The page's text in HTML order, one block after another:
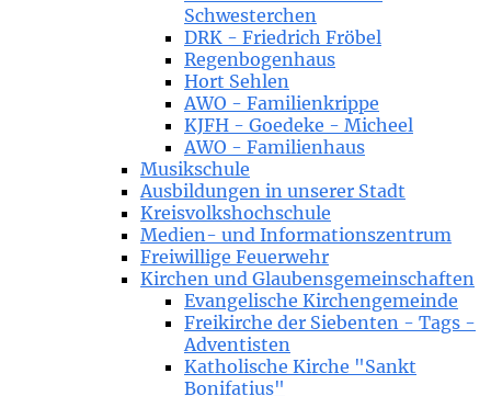
Schwesterchen
DRK - Friedrich Fröbel
Regenbogenhaus
Hort Sehlen
AWO - Familienkrippe
KJFH - Goedeke - Micheel
AWO - Familienhaus
Musikschule
Ausbildungen in unserer Stadt
Kreisvolkshochschule
Medien- und Informationszentrum
Freiwillige Feuerwehr
Kirchen und Glaubensgemeinschaften
Evangelische Kirchengemeinde
Freikirche der Siebenten - Tags -
Adventisten
Katholische Kirche "Sankt
Bonifatius"